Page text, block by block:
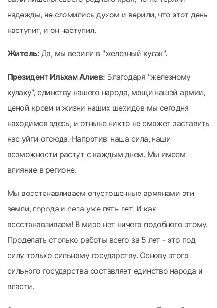
надежды, не сломились духом и верили, что этот день
наступит, и он наступил.
Житель: Да, мы верили в "железный кулак".
Президент Ильхам Алиев: Благодаря "железному
кулаку", единству нашего народа, мощи нашей армии,
ценой крови и жизни наших шехидов мы сегодня
находимся здесь, и отныне никто не сможет заставить
нас уйти отсюда. Напротив, наша сила, наши
возможности растут с каждым днем. Мы имеем
влияние в регионе.
Мы восстанавливаем опустошенные армянами эти
земли, города и села уже пять лет. И как
восстанавливаем! В мире нет ничего подобного этому.
Проделать столько работы всего за 5 лет - это под
силу только сильному государству. Основу этого
сильного государства составляет единство народа и
власти.